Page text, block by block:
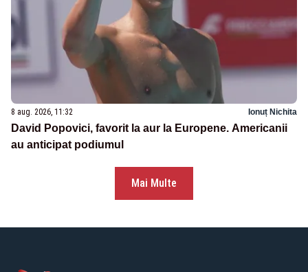
8 aug. 2026, 11:32 Ionuț Nichita
David Popovici, favorit la aur la Europene. Americanii
au anticipat podiumul
Mai Multe